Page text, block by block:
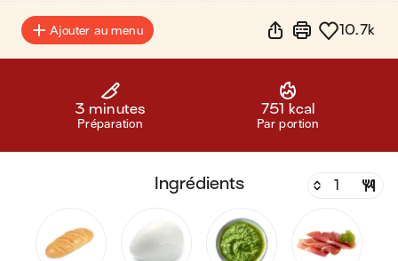
Ajouter au menu 10.7k
3 minutes
Préparation
751 kcal
Par portion
ingrédients